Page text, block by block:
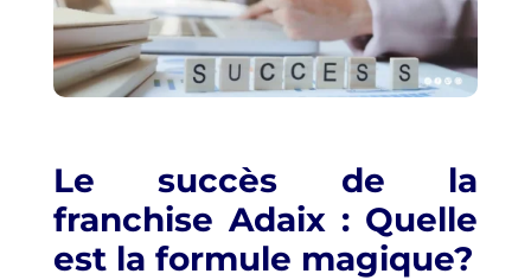
Le succès de la
franchise Adaix : Quelle
est la formule magique?